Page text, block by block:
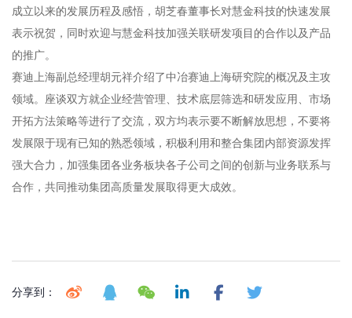
成立以来的发展历程及感悟，胡芝春董事长对慧金科技的快速发展
表示祝贺，同时欢迎与慧金科技加强关联研发项目的合作以及产品
的推广。
赛迪上海副总经理胡元祥介绍了中冶赛迪上海研究院的概况及主攻
领域。座谈双方就企业经营管理、技术底层筛选和研发应用、市场
开拓方法策略等进行了交流，双方均表示要不断解放思想，不要将
发展限于现有已知的熟悉领域，积极利用和整合集团内部资源发挥
强大合力，加强集团各业务板块各子公司之间的创新与业务联系与
合作，共同推动集团高质量发展取得更大成效。
分享到：